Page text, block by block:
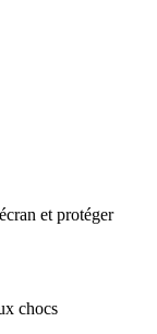
et protéger
chocs